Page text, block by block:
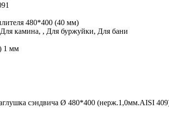
480*400 (40 мм)
камина, , Для буржуйки, Для бани
1 мм
сэндвича Ø 480*400 (нерж.1,0мм.AISI